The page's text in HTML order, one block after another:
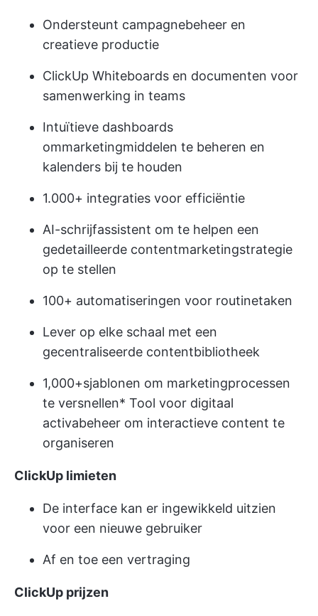
Ondersteunt campagnebeheer en
creatieve productie
ClickUp Whiteboards en documenten voor
samenwerking in teams
Intuïtieve dashboards
ommarketingmiddelen te beheren en
kalenders bij te houden
1.000+ integraties voor efficiëntie
AI-schrijfassistent om te helpen een
gedetailleerde contentmarketingstrategie
op te stellen
100+ automatiseringen voor routinetaken
Lever op elke schaal met een
gecentraliseerde contentbibliotheek
1,000+sjablonen om marketingprocessen
te versnellen* Tool voor digitaal
activabeheer om interactieve content te
organiseren
ClickUp limieten
De interface kan er ingewikkeld uitzien
voor een nieuwe gebruiker
Af en toe een vertraging
ClickUp prijzen